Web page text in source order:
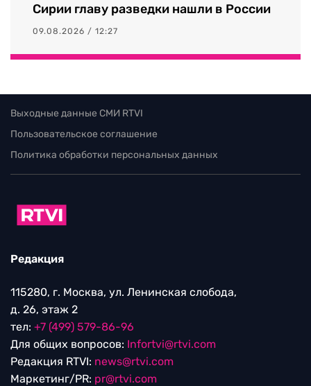
Сирии главу разведки нашли в России
09.08.2026 / 12:27
Выходные данные СМИ RTVI
Пользовательское соглашение
Политика обработки персональных данных
Редакция
115280, г. Москва, ул. Ленинская слобода,
д. 26, этаж 2
тел: +7 (499) 579-86-96
Для общих вопросов: Infortvi@rtvi.com
Редакция RTVI: news@rtvi.com
Маркетинг/PR: pr@rtvi.com